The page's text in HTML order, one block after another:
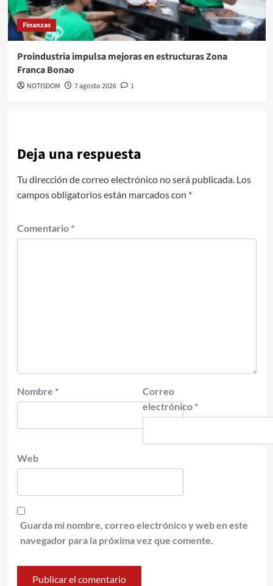
Finanzas
Proindustria impulsa mejoras en estructuras Zona
Franca Bonao
NOTISDOM 7 agosto 2026 1
Deja una respuesta
Tu dirección de correo electrónico no será publicada. Los
campos obligatorios están marcados con *
Comentario *
Nombre *
Correo
electrónico *
Web
Guarda mi nombre, correo electrónico y web en este
navegador para la próxima vez que comente.